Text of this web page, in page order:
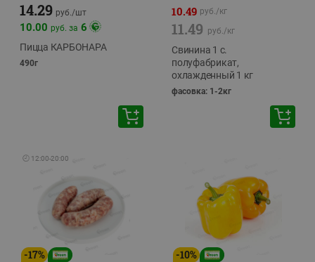
14.29 руб./шт
10.00 руб. за 6
Пицца КАРБОНАРА
490г
10.49 руб./кг
11.49 руб./кг
Свинина 1 с.
полуфабрикат,
охлажденный 1 кг
фасовка: 1-2кг
🕘 12:00-20:00
-17% -10%